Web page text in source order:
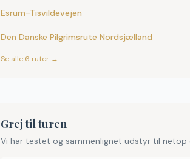
Esrum-Tisvildevejen
Den Danske Pilgrimsrute Nordsjælland
Se alle 6 ruter →
Grej til turen
Vi har testet og sammenlignet udstyr til netop